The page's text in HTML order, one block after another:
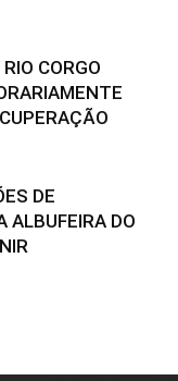
CORGO
DE
ALBUFEIRA DO